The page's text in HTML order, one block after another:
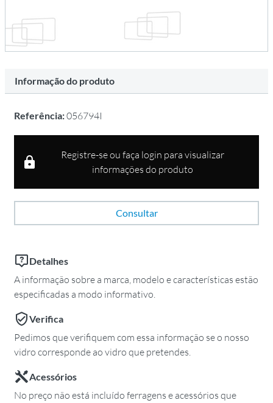
Informação do produto
Referência:056794I
Registre-se ou faça login para visualizar
informações do produto
Consultar
Detalhes
A informação sobre a marca, modelo e características estão
especificadas a modo informativo.
Verifica
Pedimos que verifiquem com essa informação se o nosso
vidro corresponde ao vidro que pretendes.
Acessórios
No preço não está incluído ferragens e acessórios que